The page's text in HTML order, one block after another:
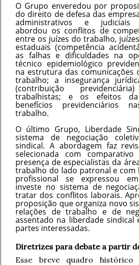
O Grupo enveredou por
do direito de defesa das
administrativos e judiciais
abordou os conflitos de
entre os juízes do trabalho,
estaduais (competência
as falhas e dificuldades na
técnico epidemiológico
na estrutura das comunicações
trabalho; a insegurança
(contribuição
trabalhistas; e os efeitos
benefícios previdenciários
trabalho.
O último Grupo, Liberdade
sistema de negociação
sindical. A abordagem faz
selecionada com comparativo
presença de especialistas da
trabalho do lado patronal e com
profissional se expressou
investe no sistema de
tratar dos conflitos laborais.
proposição que organiza novo
relações de trabalho e de
assentado na liberdade sindical
partes interessadas.
Diretrizes para debate a partir
Esse breve quadro